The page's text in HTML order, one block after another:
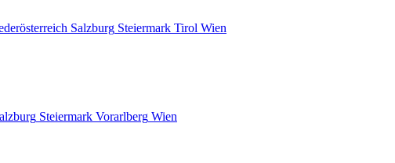
Salzburg Steiermark Tirol Wien
Steiermark Vorarlberg Wien